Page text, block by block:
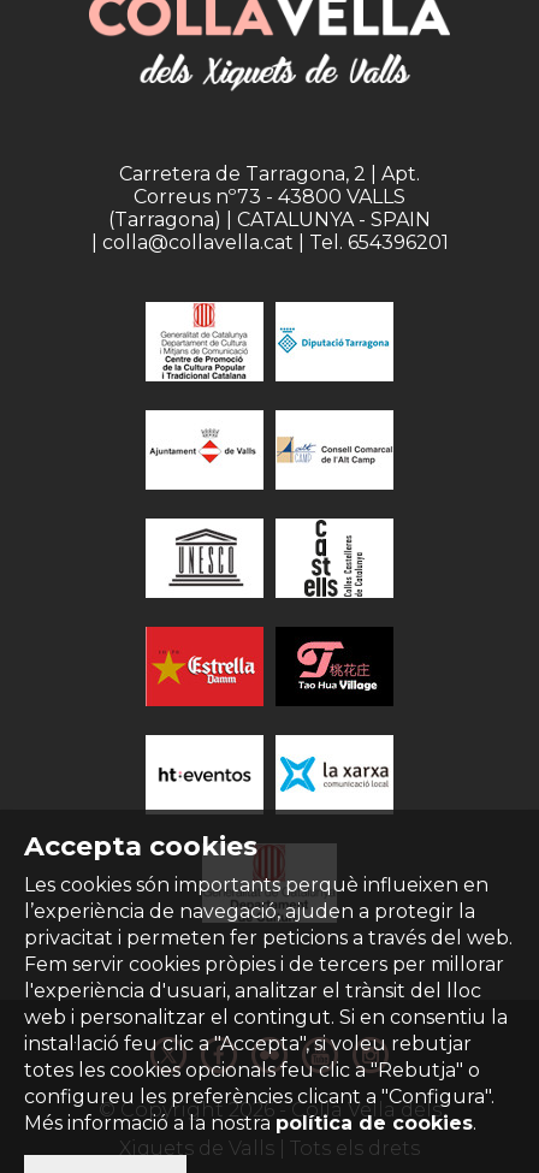
Accepta cookies
Les cookies són importants perquè influeixen en
l’experiència de navegació, ajuden a protegir la
privacitat i permeten fer peticions a través del web.
Fem servir cookies pròpies i de tercers per millorar
l'experiència d'usuari, analitzar el trànsit del lloc
web i personalitzar el contingut. Si en consentiu la
instal·lació feu clic a "Accepta", si voleu rebutjar
totes les cookies opcionals feu clic a "Rebutja" o
configureu les preferències clicant a "Configura".
Més informació a la nostrapolítica de cookies.
Carretera de Tarragona, 2 | Apt.
Correus nº73 - 43800 VALLS
(Tarragona) | CATALUNYA - SPAIN
| colla@collavella.cat | Tel. 654396201
© Copyright2026- Colla Vella dels
Xiquets de Valls | Tots els drets